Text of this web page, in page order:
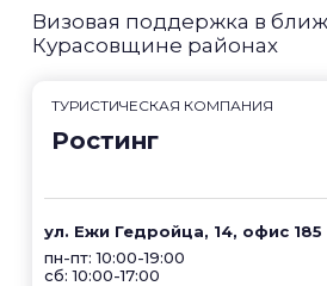
Визовая поддержка в
Курасовщине районах
ТУРИСТИЧЕСКАЯ КОМПАНИЯ
Ростинг
ул. Ежи Гедройца, 14, офис 185
пн-пт: 10:00-19:00
сб: 10:00-17:00